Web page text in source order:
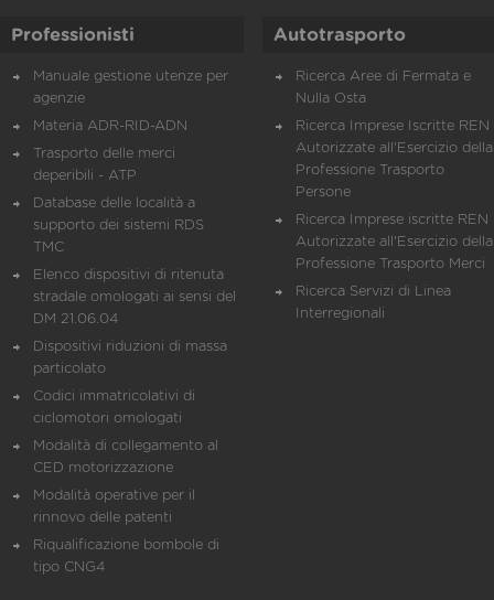
Professionisti
Manuale gestione utenze per
agenzie
Materia ADR-RID-ADN
Trasporto delle merci
deperibili - ATP
Database delle località a
supporto dei sistemi RDS
TMC
Elenco dispositivi di ritenuta
stradale omologati ai sensi del
DM 21.06.04
Dispositivi riduzioni di massa
particolato
Codici immatricolativi di
ciclomotori omologati
Modalità di collegamento al
CED motorizzazione
Modalità operative per il
rinnovo delle patenti
Riqualificazione bombole di
tipo CNG4
Autotrasporto
Ricerca Aree di Fermata e
Nulla Osta
Ricerca Imprese Iscritte REN
Autorizzate all'Esercizio della
Professione Trasporto
Persone
Ricerca Imprese iscritte REN
Autorizzate all'Esercizio della
Professione Trasporto Merci
Ricerca Servizi di Linea
Interregionali